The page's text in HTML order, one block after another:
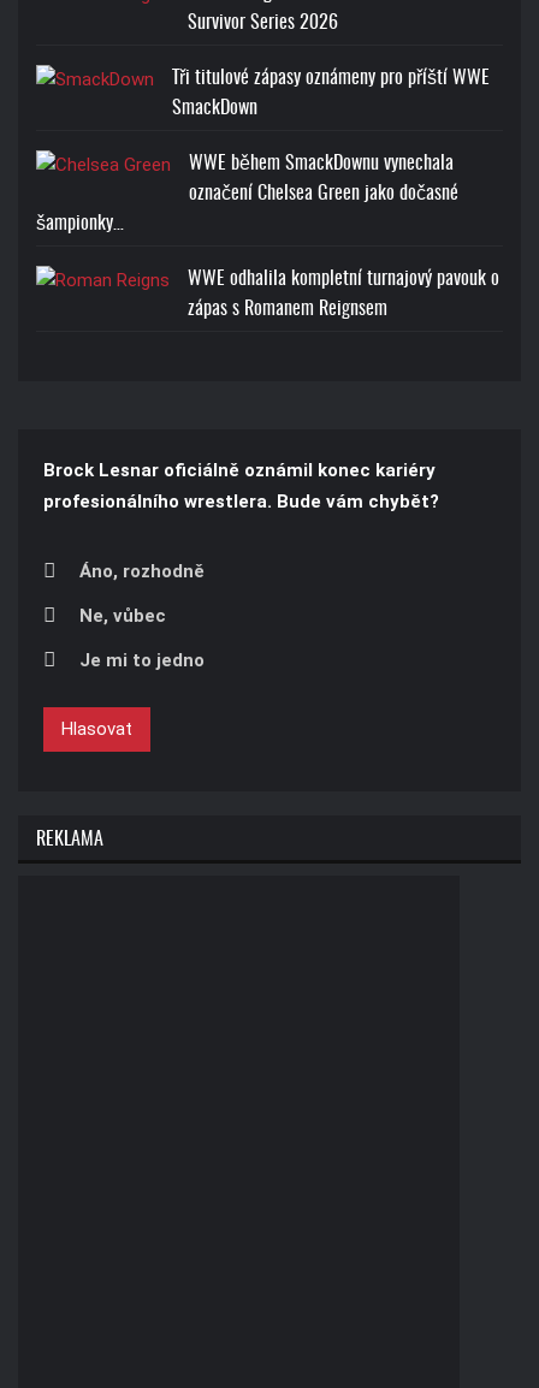
Survivor Series 2026
Tři titulové zápasy oznámeny pro příští WWE
SmackDown
WWE během SmackDownu vynechala
označení Chelsea Green jako dočasné
šampionky…
WWE odhalila kompletní turnajový pavouk o
zápas s Romanem Reignsem
Brock Lesnar oficiálně oznámil konec kariéry
profesionálního wrestlera. Bude vám chybět?
Áno, rozhodně
Ne, vůbec
Je mi to jedno
Hlasovat
REKLAMA